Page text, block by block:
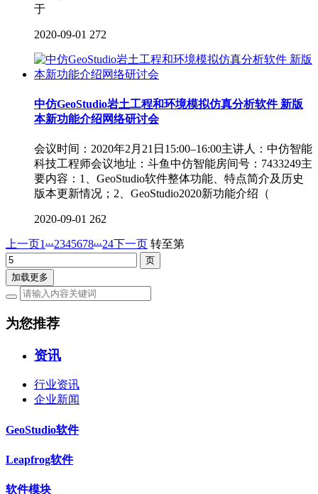
于
2020-09-01 272
中仿GeoStudio岩土工程和环境模拟仿真分析软件 新版
本新功能介绍网络研讨会
会议时间：2020年2月21日15:00–16:00主讲人：中仿智能
科技工程师会议地址：斗鱼中仿智能房间号：7433249主
要内容：1、GeoStudio软件整体功能、特点简介及历史
版本更新情况；2、GeoStudio2020新功能介绍（
2020-09-01 262
上一页1...2345678...24下一页 转至第
加载更多
为您推荐
资讯
行业资讯
企业新闻
GeoStudio软件
Leapfrog软件
软件模块